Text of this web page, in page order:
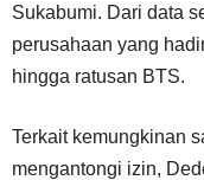
Sukabumi. Dari data
perusahaan yang
hingga ratusan BTS.
Terkait kemungkinan
mengantongi izin,